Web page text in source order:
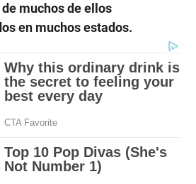
muchos de ellos
en muchos estados.